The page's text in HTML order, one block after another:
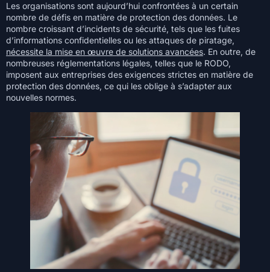
Les organisations sont aujourd’hui confrontées à un certain
nombre de défis en matière de protection des données. Le
nombre croissant d’incidents de sécurité, tels que les fuites
d’informations confidentielles ou les attaques de piratage,
nécessite la mise en œuvre de solutions avancées. En outre, de
nombreuses réglementations légales, telles que le RODO,
imposent aux entreprises des exigences strictes en matière de
protection des données, ce qui les oblige à s’adapter aux
nouvelles normes.